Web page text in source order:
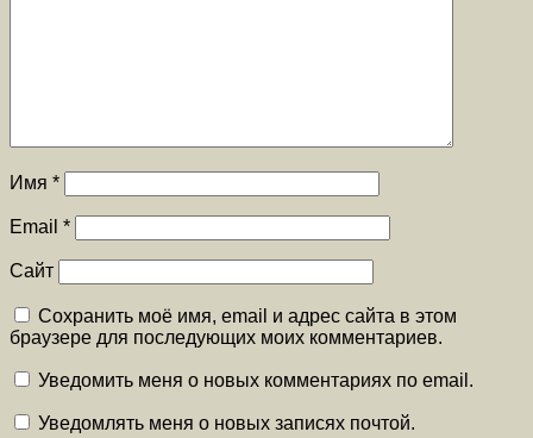
Имя *
Email *
Сайт
Сохранить моё имя, email и адрес сайта в этом
браузере для последующих моих комментариев.
Уведомить меня о новых комментариях по email.
Уведомлять меня о новых записях почтой.